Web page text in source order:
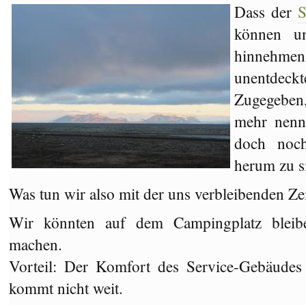
Dass der
können
mehr
doch
herum zu
Was tun wir also mit der uns verbleibenden
Wir könnten auf dem Campingplatz
machen.
Vorteil: Der Komfort des Service-
kommt nicht weit.